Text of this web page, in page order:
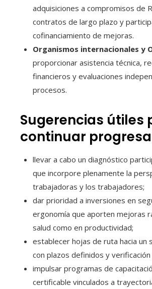
adquisiciones a compromisos de
contratos de largo plazo y
cofinanciamiento de mejoras.
Organismos internacionales y
proporcionar asistencia técnica,
financieros y evaluaciones
procesos.
Sugerencias útiles
continuar
llevar a cabo un diagnóstico
que incorpore plenamente la
trabajadoras y los trabajadores;
dar prioridad a inversiones en
ergonomía que aporten mejoras
salud como en productividad;
establecer hojas de ruta hacia un
con plazos definidos y
impulsar programas de
certificable vinculados a